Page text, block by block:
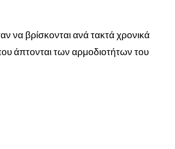
να βρίσκονται ανά τακτά χρονικά
άπτονται των αρμοδιοτήτων του